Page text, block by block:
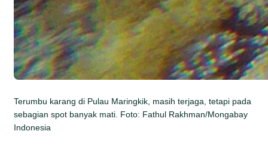
Terumbu karang di Pulau Maringkik, masih terjaga, tetapi pada
sebagian spot banyak mati. Foto: Fathul Rakhman/Mongabay
Indonesia